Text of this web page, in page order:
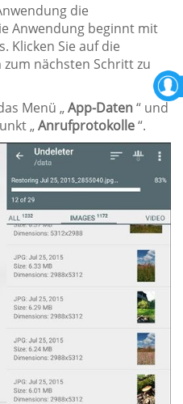
die
Anwendung beginnt mit
Klicken Sie auf die
zum nächsten Schritt zu
Menü „App-Daten“ und
„Anrufprotokolle“.